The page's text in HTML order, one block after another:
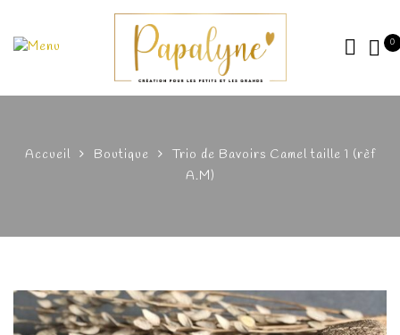
0
Accueil Boutique
Trio de Bavoirs Camel taille 1 (rèf
A.M)